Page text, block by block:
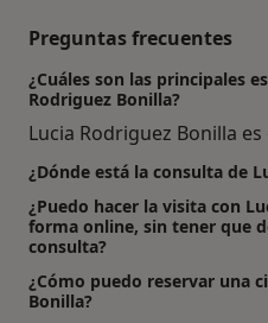
Preguntas frecuentes
¿Cuáles son las principales
Rodriguez Bonilla?
Lucia Rodriguez Bonilla
¿Dónde está la consulta de
¿Puedo hacer la visita con
forma online, sin tener que
consulta?
¿Cómo puedo reservar una
Bonilla?